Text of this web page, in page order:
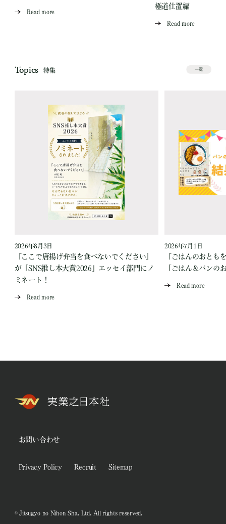
Read more
極道仕置編
Read more
Topics 特集 一覧
2026年8月3日
『ここで唐揚げ弁当を食べないでください』
が「SNS推し本大賞2026」エッセイ部門にノ
ミネート！
Read more
2026年7月1日
『ごはんのおとも
「ごはん＆パンの
Read more
お問い合わせ
Privacy Policy Recruit Sitemap
© Jitsugyo no Nihon Sha, Ltd. All rights reserved.